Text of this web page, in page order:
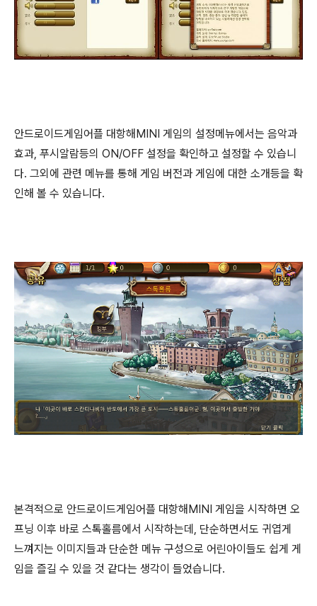
안드로이드게임어플 대항해MINI 게임의 설정메뉴에서는 음악과
효과, 푸시알람등의 ON/OFF 설정을 확인하고 설정할 수 있습니
다. 그외에 관련 메뉴를 통해 게임 버전과 게임에 대한 소개등을 확
인해 볼 수 있습니다.
본격적으로 안드로이드게임어플 대항해MINI 게임을 시작하면 오
프닝 이후 바로 스톡홀름에서 시작하는데, 단순하면서도 귀엽게
느껴지는 이미지들과 단순한 메뉴 구성으로 어린아이들도 쉽게 게
임을 즐길 수 있을 것 같다는 생각이 들었습니다.